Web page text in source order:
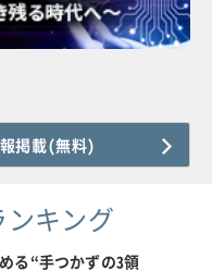
掲載(無料)
キング
る“手つかずの3領